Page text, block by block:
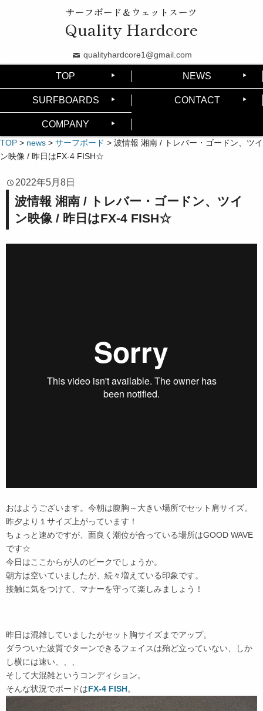
サーフボード＆ウェットスーツ
Quality Hardcore
qualityhardcore1@gmail.com
TOP NEWS
SURFBOARDS CONTACT
COMPANY
TOP > news > サーフボード > 波情報 湘南 / トレバー・ゴードン、ツイ
ン映像 / 昨日はFX-4 FISH☆
2022年5月8日
波情報 湘南 / トレバー・ゴードン、ツイ
ン映像 / 昨日はFX-4 FISH☆
おはようございます。今朝は腹胸～大きい場所でセット肩サイズ。
昨夕より１サイズ上がっています！
ちょっと速めですが、面良く潮位が合っている場所はGOOD WAVE
です☆
今日はここからが人のピークでしょうか。
朝方は空いていましたが、続々増えている印象です。
接触に気をつけて、マナーを守って楽しみましょう！
昨日は混雑していましたがセット胸サイズまでアップ。
ダラついた波質でターンできるフェイスは殆ど立っていない、しか
し横には速い、、、
そして大混雑というコンディション。
そんな状況でボードはFX-4 FISH。